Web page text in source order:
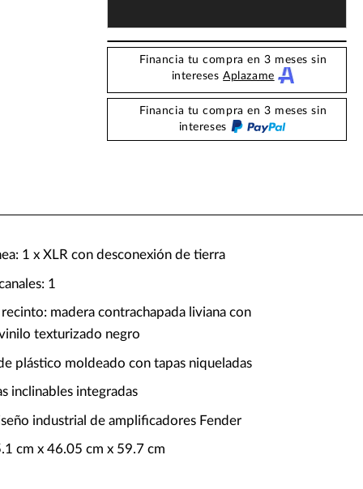
Financia tu compra en 3 meses sin
interesesAplazame
Financia tu compra en 3 meses sin
intereses
1 x XLR con desconexión de tierra
1
madera contrachapada liviana con
texturizado negro
plástico moldeado con tapas niqueladas
inclinables integradas
industrial de amplificadores Fender
cm x 46.05 cm x 59.7 cm